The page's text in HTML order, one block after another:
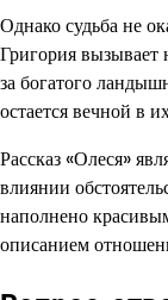
Однако судьба не
Григория
за богатого
остается вечной в
Рассказ «Олеся»
влиянии
наполнено
описанием